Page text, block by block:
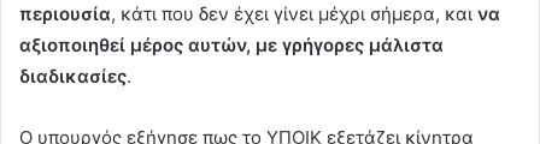
περιουσία, κάτι που δεν έχει γίνει μέχρι σήμερα, και να
αξιοποιηθεί μέρος αυτών, με γρήγορες μάλιστα
διαδικασίες.
O υπουργός εξήγησε πως το ΥΠΟΙΚ εξετάζει κίνητρα